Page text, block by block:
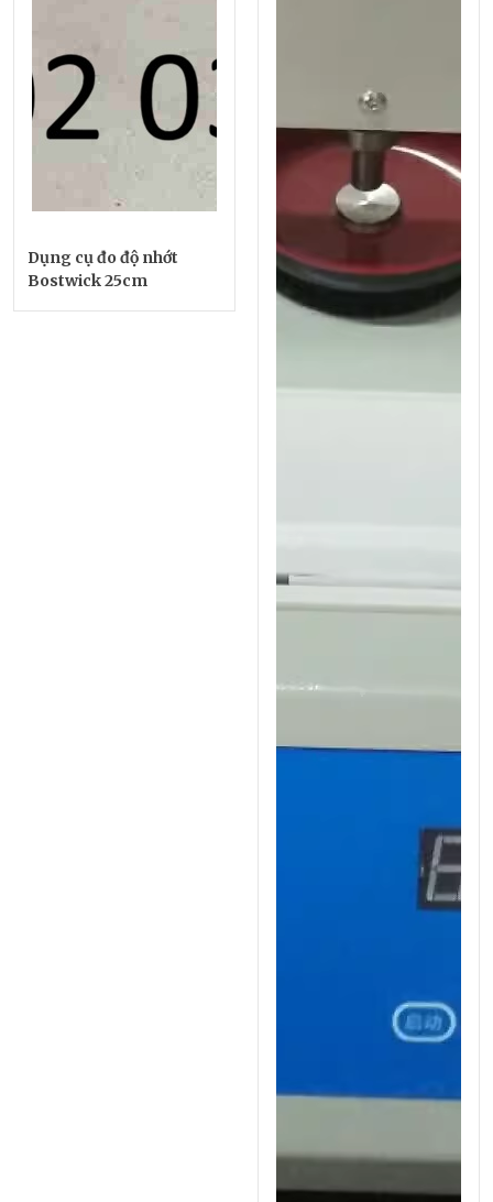
Dụng cụ đo độ nhớt
Bostwick 25cm